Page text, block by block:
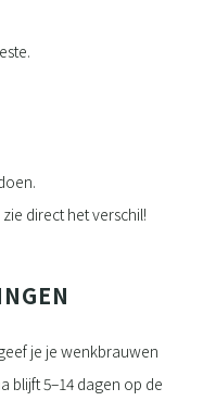
direct het verschil!
je je wenkbrauwen
blijft 5–14 dagen op de